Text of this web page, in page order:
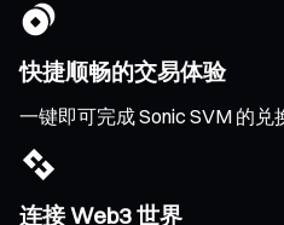
快捷顺畅的交易体验
一键即可完成 Sonic SVM 的
连接 Web3 世界